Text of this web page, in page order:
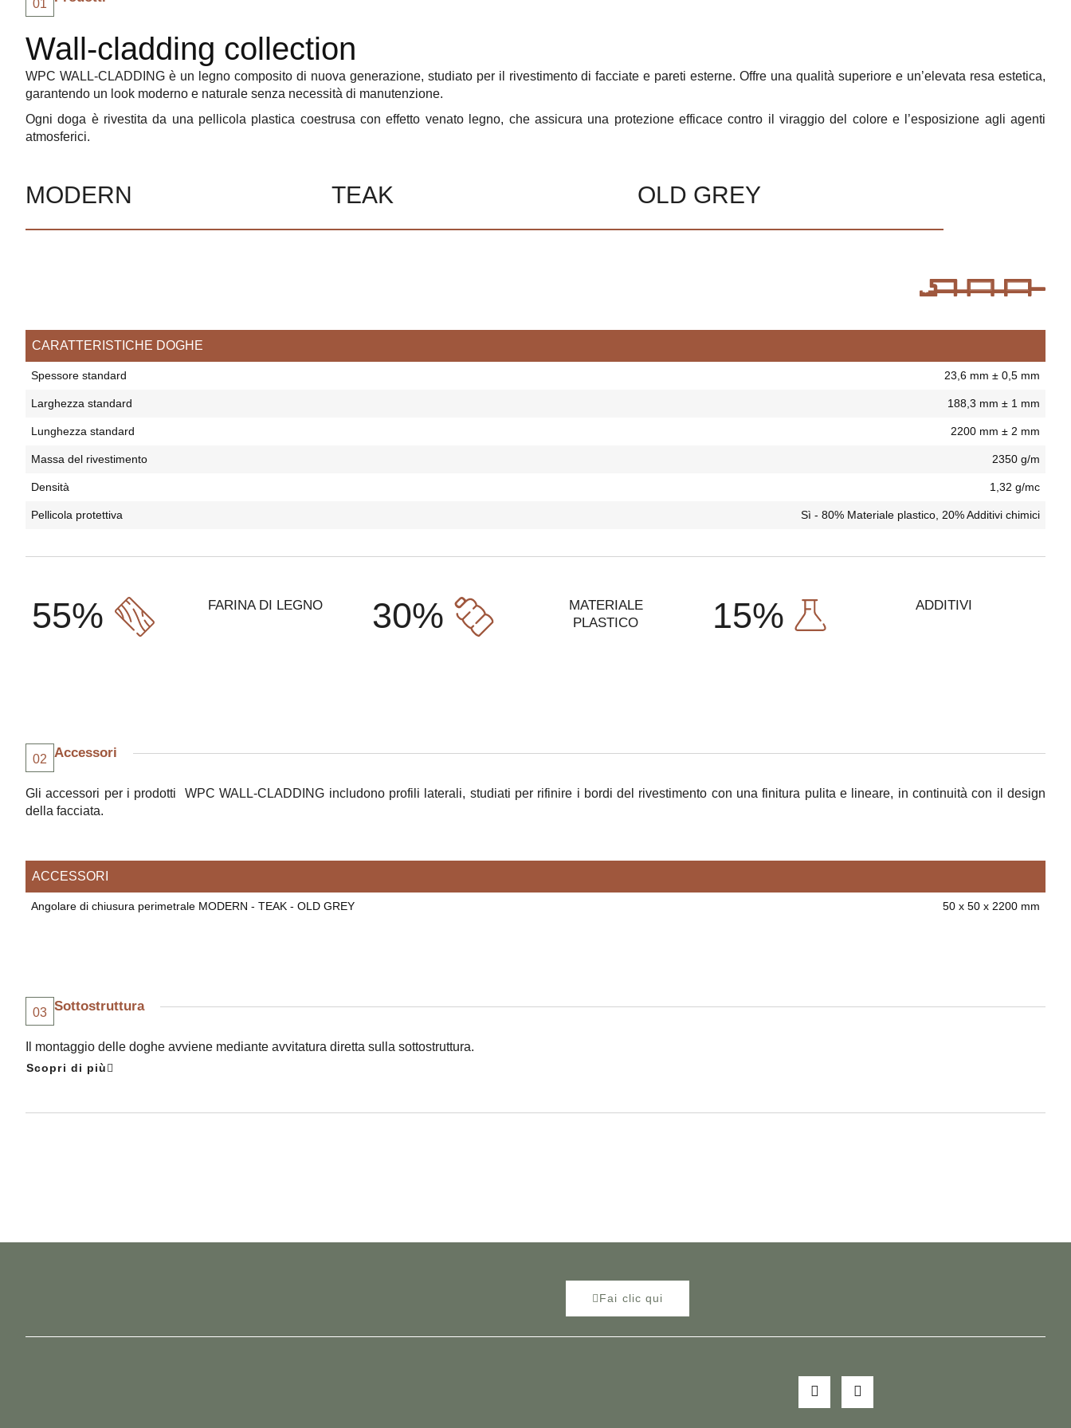
01
Wall-cladding collection
WPC WALL-CLADDING è un legno composito di nuova generazione, studiato per il rivestimento di facciate e pareti esterne. Offre una qualità superiore e un’elevata resa estetica,
garantendo un look moderno e naturale senza necessità di manutenzione.
Ogni doga è rivestita da una pellicola plastica coestrusa con effetto venato legno, che assicura una protezione efficace contro il viraggio del colore e l’esposizione agli agenti
atmosferici.
MODERN TEAK OLD GREY
CARATTERISTICHE DOGHE
Spessore standard 23,6 mm ± 0,5 mm
Larghezza standard 188,3 mm ± 1 mm
Lunghezza standard 2200 mm ± 2 mm
Massa del rivestimento 2350 g/m
Densità 1,32 g/mc
Pellicola protettiva Sì - 80% Materiale plastico, 20% Additivi chimici
55% FARINA DI LEGNO 30%
MATERIALE
PLASTICO
15% ADDITIVI
02 Accessori
Gli accessori per i prodotti WPC WALL-CLADDING includono profili laterali, studiati per rifinire i bordi del rivestimento con una finitura pulita e lineare, in continuità con il design
della facciata.
ACCESSORI
Angolare di chiusura perimetrale MODERN - TEAK - OLD GREY 50 x 50 x 2200 mm
03 Sottostruttura
Il montaggio delle doghe avviene mediante avvitatura diretta sulla sottostruttura.
Scopri di più
Fai clic qui